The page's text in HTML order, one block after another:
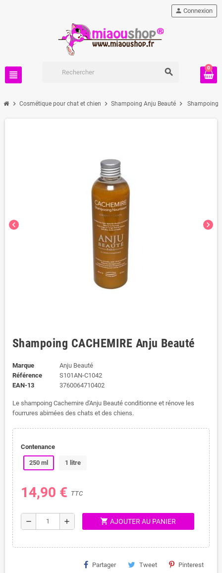
view_headline
person Connexion
0
search
chevron_right Cosmétique pour chat et chien chevron_right Shampoing Anju Beauté chevron_right Shampoing
chevron_left chevron_right
Shampoing CACHEMIRE Anju Beauté
Marque
Anju Beauté
Référence
S101AN-C1042
EAN-13
3760064710402
Le shampoing Cachemire d'Anju Beauté conditionne et rénove les
fourrures abimées des chats et des chiens.
Contenance
250 ml 1 litre
14,90 € TTC
remove add shopping_cart AJOUTER AU PANIER
Partager Tweet Pinterest